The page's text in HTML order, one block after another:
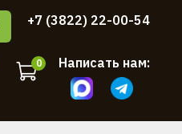
+7 (3822) 22-00-54
0 Написать нам: